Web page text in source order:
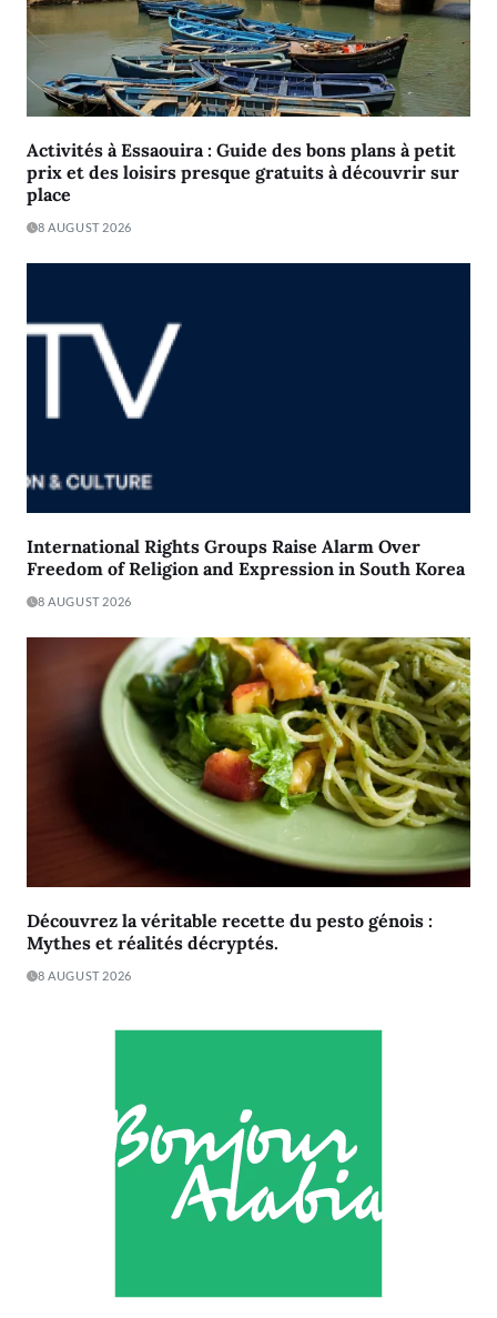
Activités à Essaouira : Guide des bons plans à petit
prix et des loisirs presque gratuits à découvrir sur
place
8 AUGUST 2026
International Rights Groups Raise Alarm Over
Freedom of Religion and Expression in South Korea
8 AUGUST 2026
Découvrez la véritable recette du pesto génois :
Mythes et réalités décryptés.
8 AUGUST 2026